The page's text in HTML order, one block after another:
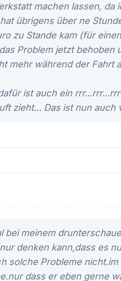
machen lassen,
übrigens über ne
zu Stande kam (für
Problem jetzt behoben
mehr während der Fahrt
ist auch ein
zieht... Das ist nun
bei meinem
denken kann,dass es
solche Probleme
dass er eben gerne